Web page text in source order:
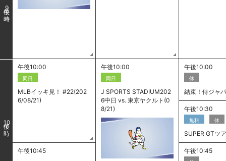
9
10
午後10:00
同日
MLBイッキ見！ #22(202
6/08/21)
午後10:00
同日
J SPORTS STADIUM202
6中日 vs. 東京ヤクルト(0
8/21)
午後10:00
休
結束！侍ジャ
午後10:30
無料 休
SUPER GTツ
午後10:45
午後10:45